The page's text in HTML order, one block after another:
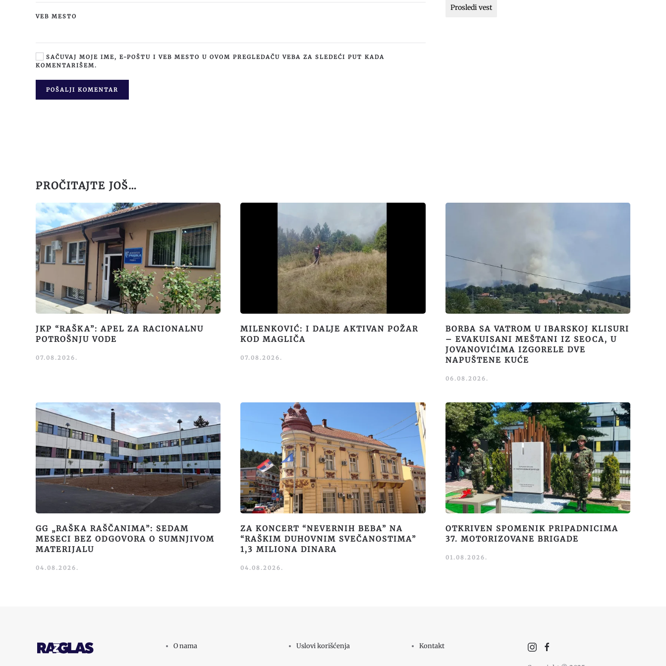
VEB MESTO
SAČUVAJ MOJE IME, E-POŠTU I VEB MESTO U OVOM PREGLEDAČU VEBA ZA SLEDEĆI PUT KADA
KOMENTARIŠEM.
POŠALJI KOMENTAR
Prosledi vest
PROČITAJTE JOŠ…
JKP “RAŠKA”: APEL ZA RACIONALNU
POTROŠNJU VODE
07.08.2026.
MILENKOVIĆ: I DALJE AKTIVAN POŽAR
KOD MAGLIČA
07.08.2026.
BORBA SA VATROM U IBARSKOJ KLISURI
– EVAKUISANI MEŠTANI IZ SEOCA, U
JOVANOVIĆIMA IZGORELE DVE
NAPUŠTENE KUĆE
06.08.2026.
GG „RAŠKA RAŠČANIMA”: SEDAM
MESECI BEZ ODGOVORA O SUMNJIVOM
MATERIJALU
04.08.2026.
ZA KONCERT “NEVERNIH BEBA” NA
“RAŠKIM DUHOVNIM SVEČANOSTIMA”
1,3 MILIONA DINARA
04.08.2026.
OTKRIVEN SPOMENIK PRIPADNICIMA
37. MOTORIZOVANE BRIGADE
01.08.2026.
O nama Uslovi korišćenja Kontakt